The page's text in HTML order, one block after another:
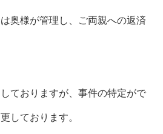
奥様が管理し、ご両親への返済
ておりますが、事件の特定がで
しております。